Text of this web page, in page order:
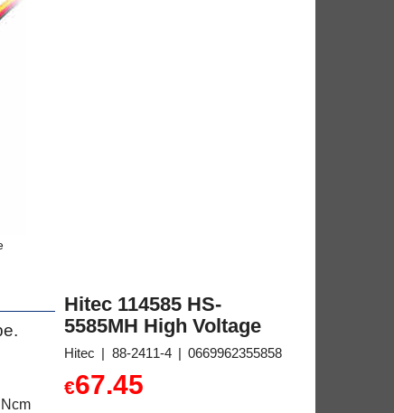
Hitec 114585 HS-
5585MH High Voltage
Hitec 88-2411-4 0669962355858
€67.45